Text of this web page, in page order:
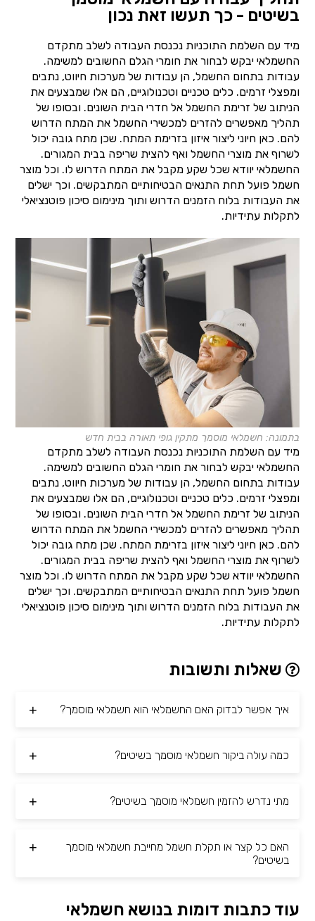
בשיטים - כך תעשו זאת נכון
מיד עם השלמת התוכניות נכנסת העבודה לשלב מתקדם
החשמלאי יבקש לבחור את חומרי הגלם החשובים למשימה.
עבודות בתחום החשמל, הן עבודות של מערכות חיווט, נתבים
ומפצלי זרמים. כלים טכניים וטכנולוגיים, הם אלו שמבצעים את
הניתוב של זרימת החשמל אל חדרי הבית השונים. ובסופו של
תהליך מאפשרים להזרים למכשירי החשמל את המתח הדרוש
להם. כאן חיוני ליצור איזון בזרימת המתח. שכן מתח גובה יכול
לשרוף את מוצרי החשמל ואף להצית שריפה בבית המגורים.
החשמלאי יוודא שכל שקע מקבל את המתח הדרוש לו. וכל מוצר
חשמל פועל תחת התנאים הבטיחותיים המתבקשים. וכך ישלים
את העבודות בלוח הזמנים הדרוש ותוך מינימום סיכון פוטנציאלי
לתקלות עתידיות.
בתמונה: חשמלאי מוסמך מתקין גופי תאורה בבית חדש
מיד עם השלמת התוכניות נכנסת העבודה לשלב מתקדם
החשמלאי יבקש לבחור את חומרי הגלם החשובים למשימה.
עבודות בתחום החשמל, הן עבודות של מערכות חיווט, נתבים
ומפצלי זרמים. כלים טכניים וטכנולוגיים, הם אלו שמבצעים את
הניתוב של זרימת החשמל אל חדרי הבית השונים. ובסופו של
תהליך מאפשרים להזרים למכשירי החשמל את המתח הדרוש
להם. כאן חיוני ליצור איזון בזרימת המתח. שכן מתח גובה יכול
לשרוף את מוצרי החשמל ואף להצית שריפה בבית המגורים.
החשמלאי יוודא שכל שקע מקבל את המתח הדרוש לו. וכל מוצר
חשמל פועל תחת התנאים הבטיחותיים המתבקשים. וכך ישלים
את העבודות בלוח הזמנים הדרוש ותוך מינימום סיכון פוטנציאלי
לתקלות עתידיות.
שאלות ותשובות
איך אפשר לבדוק האם החשמלאי הוא חשמלאי מוסמך?
כמה עולה ביקור חשמלאי מוסמך בשיטים?
מתי נדרש להזמין חשמלאי מוסמך בשיטים?
האם כל קצר או תקלת חשמל מחייבת חשמלאי מוסמך
בשיטים?
עוד כתבות דומות בנושא חשמלאי